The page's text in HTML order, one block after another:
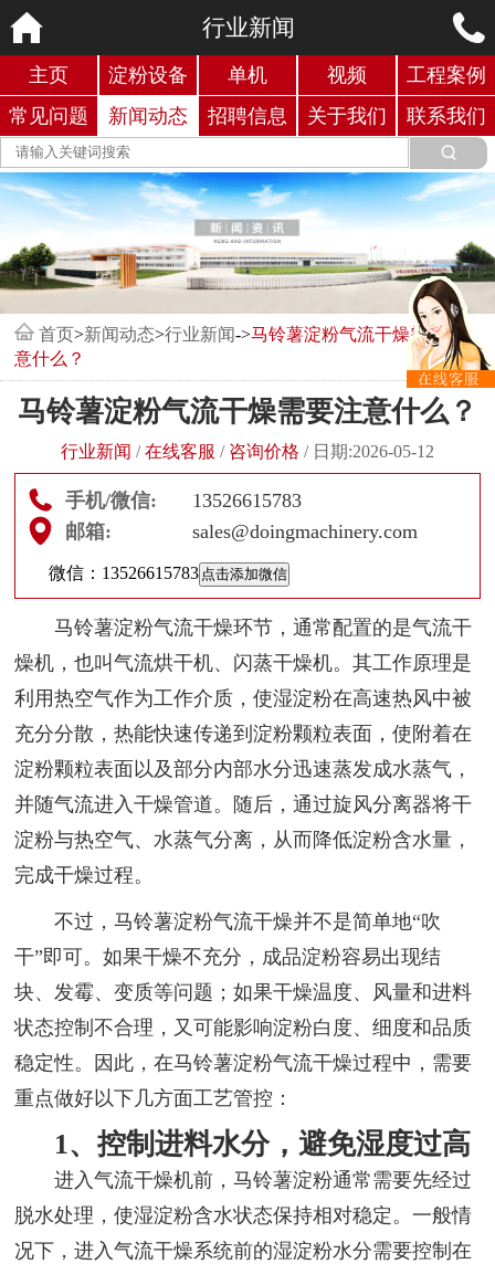
行业新闻
主页 淀粉设备 单机 视频
工程案例
常见问题
新闻动态 招聘信息 关于我们 联系我们
首页>新闻动态>行业新闻->马铃薯淀粉气流干燥需要注
意什么？
马铃薯淀粉气流干燥需要注意什么？
行业新闻 / 在线客服 / 咨询价格 / 日期:2026-05-12
手机/微信:
13526615783
邮箱:
sales@doingmachinery.com
微信： 13526615783 点击添加微信
马铃薯淀粉气流干燥环节，通常配置的是气流干
燥机，也叫气流烘干机、闪蒸干燥机。其工作原理是
利用热空气作为工作介质，使湿淀粉在高速热风中被
充分分散，热能快速传递到淀粉颗粒表面，使附着在
淀粉颗粒表面以及部分内部水分迅速蒸发成水蒸气，
并随气流进入干燥管道。随后，通过旋风分离器将干
淀粉与热空气、水蒸气分离，从而降低淀粉含水量，
完成干燥过程。
不过，马铃薯淀粉气流干燥并不是简单地“吹
干”即可。如果干燥不充分，成品淀粉容易出现结
块、发霉、变质等问题；如果干燥温度、风量和进料
状态控制不合理，又可能影响淀粉白度、细度和品质
稳定性。因此，在马铃薯淀粉气流干燥过程中，需要
重点做好以下几方面工艺管控：
1、控制进料水分，避免湿度过高
进入气流干燥机前，马铃薯淀粉通常需要先经过
脱水处理，使湿淀粉含水状态保持相对稳定。一般情
况下，进入气流干燥系统前的湿淀粉水分需要控制在